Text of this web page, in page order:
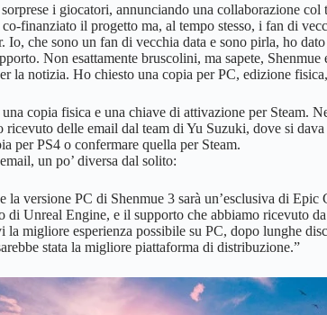
i giocatori, annunciando una collaborazione
finanziato il progetto ma, al tempo stesso, i fan di
Io, che sono un fan di vecchia data e sono pirla, ho
Non esattamente bruscolini, ma sapete,
la notizia. Ho chiesto una copia per PC, edizione
copia fisica e una chiave di attivazione per Steam.
delle email dal team di Yu Suzuki, dove si
per PS4 o confermare quella per Steam.
un po’ diversa dal solito:
la versione PC di Shenmue 3 sarà un’esclusiva di
di Unreal Engine, e il supporto che abbiamo ricevuto
migliore esperienza possibile su PC, dopo lunghe
stata la migliore piattaforma di distribuzione.”